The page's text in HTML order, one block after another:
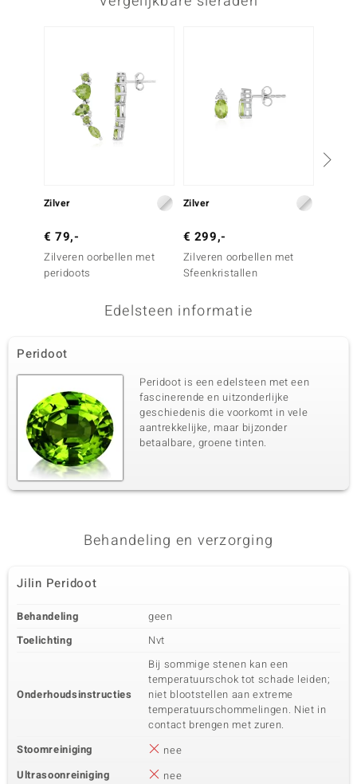
Zilver
€ 79,-
Zilveren oorbellen met
peridoots
Zilver
€ 299,-
Zilveren oorbellen met
Sfeenkristallen
Edelsteen informatie
Peridoot
Peridoot is een edelsteen met een
fascinerende en uitzonderlijke
geschiedenis die voorkomt in vele
aantrekkelijke, maar bijzonder
betaalbare, groene tinten.
Behandeling en verzorging
Jilin Peridoot
Behandeling
geen
Toelichting
Nvt
Onderhoudsinstructies
Bij sommige stenen kan een
temperatuurschok tot schade leiden;
niet blootstellen aan extreme
temperatuurschommelingen. Niet in
contact brengen met zuren.
Stoomreiniging
nee
Ultrasoonreiniging
nee